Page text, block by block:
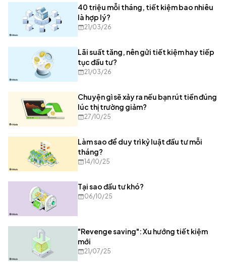
40 triệu mỗi tháng, tiết kiệm bao nhiêu
là hợp lý?
21/03/26
Lãi suất tăng, nên gửi tiết kiệm hay tiếp
tục đầu tư?
21/03/26
Chuyện gì sẽ xảy ra nếu bạn rút tiền đúng
lúc thị trường giảm?
27/10/25
Làm sao để duy trì kỷ luật đầu tư mỗi
tháng?
14/10/25
Tại sao đầu tư khó?
06/10/25
"Revenge saving": Xu hướng tiết kiệm
mới
21/07/25